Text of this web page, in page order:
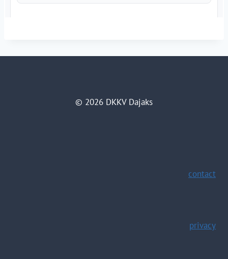
© 2026 DKKV Dajaks
contact
privacy